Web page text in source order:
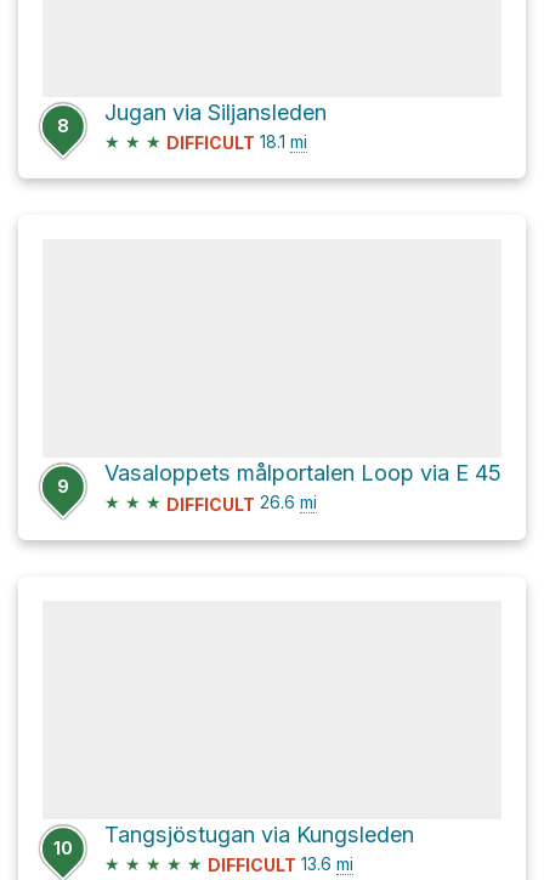
8
Jugan via Siljansleden
★ ★ ★ DIFFICULT 18.1 mi
9
Vasaloppets målportalen Loop via E 45
★ ★ ★ DIFFICULT 26.6 mi
10
Tangsjöstugan via Kungsleden
★ ★ ★ ★ ★ DIFFICULT 13.6 mi